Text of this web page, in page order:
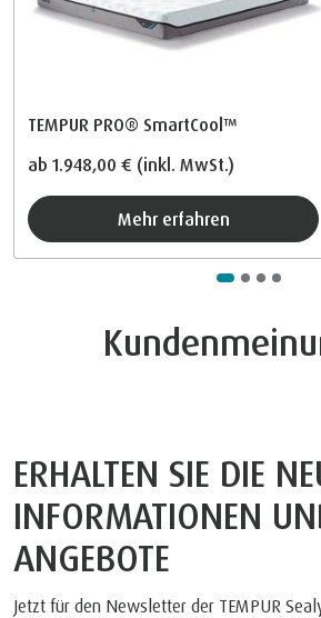
TEMPUR PRO® SmartCool™
ab 1.948,00 € (inkl. MwSt.)
Mehr erfahren
ERHALTEN SIE DIE
INFORMATIONEN
ANGEBOTE
Jetzt für den Newsletter der TEMPUR